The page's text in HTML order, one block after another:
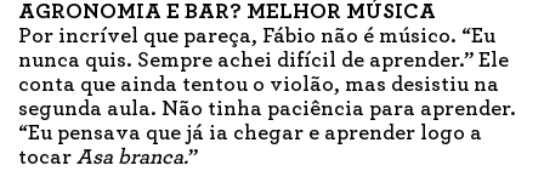
AGRONOMIA E BAR? MELHOR MÚSICA
Por incrível que pareça, Fábio não é músico. “Eu
nunca quis. Sempre achei difícil de aprender.” Ele
conta que ainda tentou o violão, mas desistiu na
segunda aula. Não tinha paciência para aprender.
“Eu pensava que já ia chegar e aprender logo a
tocar Asa branca.”